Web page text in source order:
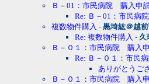
Ｂ－01：市民病院 購入申
Re: Ｂ－01：市民病
複数物件購入 - 黒埼紘＠越
Re: 複数物件購入 - 久
Ｂ－０１：市民病院 購入
Re: Ｂ－０１：市民
ありがとうご
Ｂ－０１：市民病院 購入